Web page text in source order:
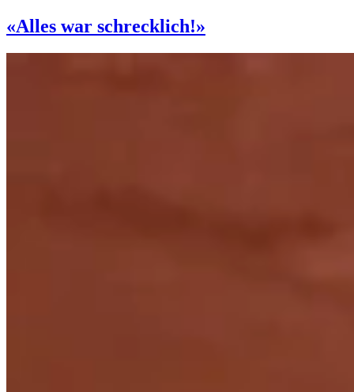
«Alles war schrecklich!»